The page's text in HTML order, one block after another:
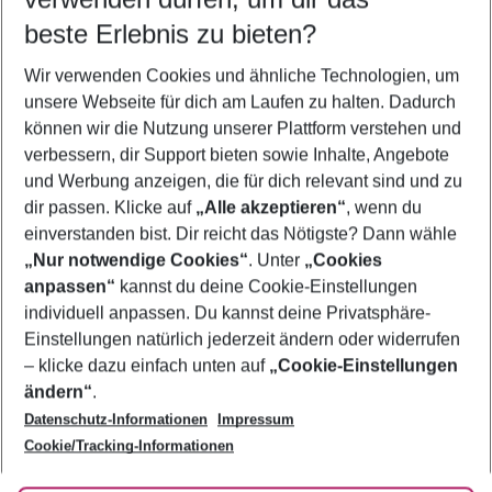
5-8 Nächte
2 Erwachsene Keine Kinder
Mehr Filter anzeigen
Footer
Footer navigation
Über uns
AGB
Bestpreisgarantie
Cookie-Einstellungen ändern
Cookie-Richtlinie
Agenturbetreuung
Barrierefreies Reisen
Folge uns
beste Erlebnis zu bieten?
Wir verwenden Cookies und ähnliche Technologien, um
unsere Webseite für dich am Laufen zu halten. Dadurch
können wir die Nutzung unserer Plattform verstehen und
verbessern, dir Support bieten sowie Inhalte, Angebote
und Werbung anzeigen, die für dich relevant sind und zu
dir passen. Klicke auf „Alle akzeptieren“, wenn du
einverstanden bist. Dir reicht das Nötigste? Dann wähle
„Nur notwendige Cookies“. Unter „Cookies
anpassen“ kannst du deine Cookie-Einstellungen
individuell anpassen. Du kannst deine Privatsphäre-
Einstellungen natürlich jederzeit ändern oder widerrufen
– klicke dazu einfach unten auf „Cookie-Einstellungen
ändern“.
Datenschutz-Informationen
Impressum
Cookie/Tracking-Informationen